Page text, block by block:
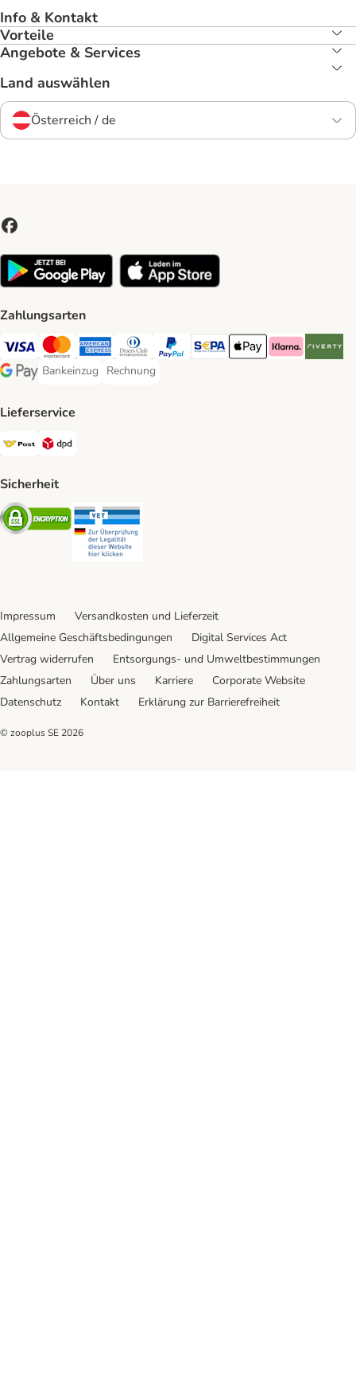
Info & Kontakt
Vorteile
Angebote & Services
Land auswählen
Österreich / de
Zahlungsarten
Visa Payment Method
MasterCard Payment Method
American Express Payment Method
Diners Club Payment Method
PayPal Payment Method
SEPA Payment Method
Apple Pay Payment
Klarna Payment
Google Pay Payment Method
Bankeinzug
Bankeinzug Payment Method
Rechnung
Rechnung Payment Method
Lieferservice
Österreichische Post Shipping Method
Sicherheit
Security
Impressum
Versandkosten und Lieferzeit
Allgemeine Geschäftsbedingungen
Digital Services Act
Vertrag widerrufen
Entsorgungs- und Umweltbestimmungen
Zahlungsarten
Über uns Karriere
Corporate Website
Datenschutz
Kontakt Erklärung zur Barrierefreiheit
© zooplus SE 2026